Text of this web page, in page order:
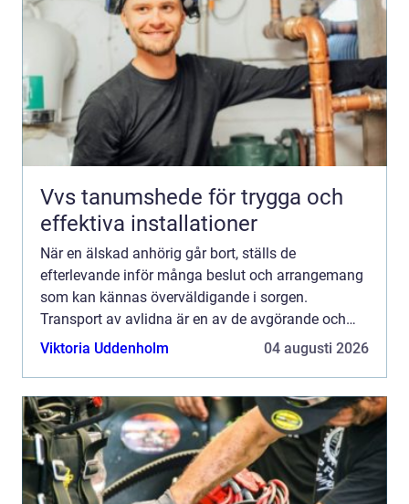
Vvs tanumshede för trygga och
effektiva installationer
När en älskad anhörig går bort, ställs de
efterlevande inför många beslut och arrangemang
som kan kännas överväldigande i sorgen.
Transport av avlidna är en av de avgörande och
känsli...
Viktoria Uddenholm 04 augusti 2026